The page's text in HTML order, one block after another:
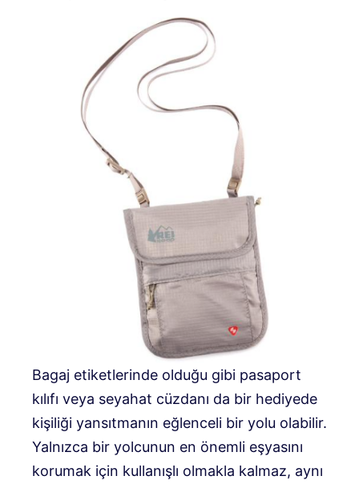
Bagaj etiketlerinde olduğu gibi pasaport
kılıfı veya seyahat cüzdanı da bir hediyede
kişiliği yansıtmanın eğlenceli bir yolu olabilir.
Yalnızca bir yolcunun en önemli eşyasını
korumak için kullanışlı olmakla kalmaz, aynı